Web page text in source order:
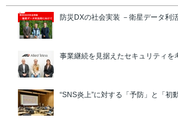
防災DXの社会実装 －衛星データ利
事業継続を見据えたセキュリティを
“SNS炎上”に対する「予防」と「初